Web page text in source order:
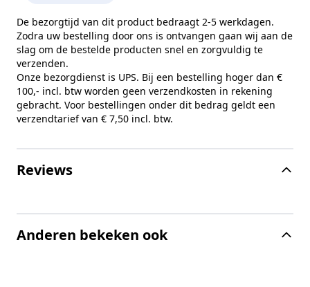
De bezorgtijd van dit product bedraagt 2-5 werkdagen.
Zodra uw bestelling door ons is ontvangen gaan wij aan de
slag om de bestelde producten snel en zorgvuldig te
verzenden.
Onze bezorgdienst is UPS. Bij een bestelling hoger dan €
100,- incl. btw worden geen verzendkosten in rekening
gebracht. Voor bestellingen onder dit bedrag geldt een
verzendtarief van € 7,50 incl. btw.
Reviews
Anderen bekeken ook